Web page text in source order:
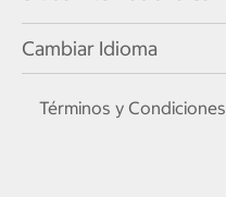
Cambiar Idioma
Términos y Condiciones